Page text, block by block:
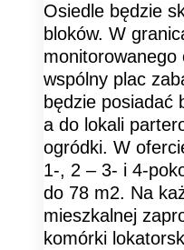
Osiedle będzie
bloków. W
monitorowanego
wspólny plac
będzie posiadać
a do lokali
ogródki. W
1-, 2 – 3- i 4-
do 78 m2. Na
mieszkalnej
komórki